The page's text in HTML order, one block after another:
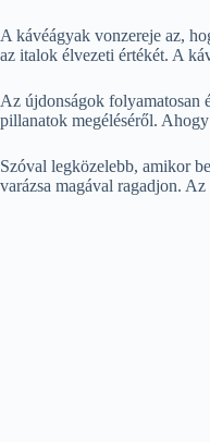
A kávéágyak vonzereje az,
az italok élvezeti értékét. A
Az újdonságok folyamatosan
pillanatok megéléséről.
Szóval legközelebb, amikor
varázsa magával ragadjon.